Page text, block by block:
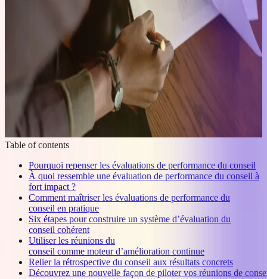
Table of contents
Pourquoi repenser les évaluations de performance du conseil
À quoi ressemble une évaluation de performance du conseil à
fort impact ?
Comment maîtriser les évaluations de performance du
conseil en pratique
Six étapes pour construire un système d’évaluation du
conseil cohérent
Utiliser les réunions du
conseil comme moteur d’amélioration continue
Relier la rétrospective du conseil aux résultats concrets
Découvrez une nouvelle façon de piloter vos réunions de